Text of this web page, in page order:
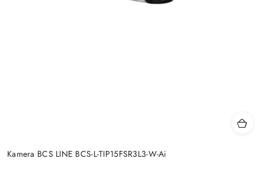
Kamera BCS LINE BCS-L-TIP15FSR3L3-W-Ai